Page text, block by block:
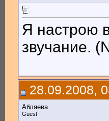
Я настрою
звучание.
28.09.2008,
Абляева
Guest